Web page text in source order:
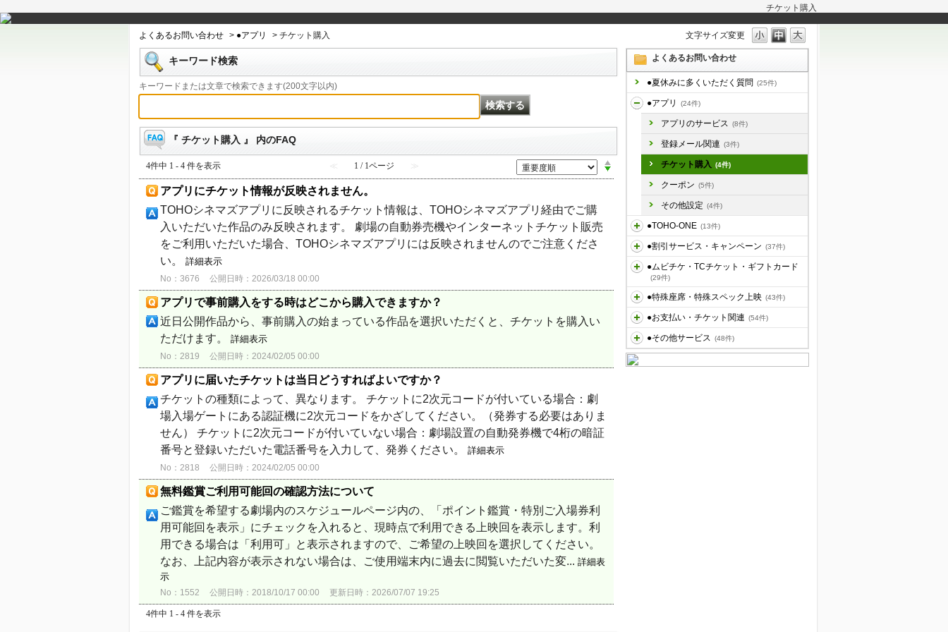
チケット購入
文字サイズ変更
よくあるお問い合わせ > ●アプリ > チケット購入
よくあるお問い合わせ
●夏休みに多くいただく質問 (25件)
●アプリ (24件)
アプリのサービス (8件)
登録メール関連 (3件)
チケット購入 (4件)
クーポン (5件)
その他設定 (4件)
●TOHO-ONE (13件)
●割引サービス・キャンペーン (37件)
●ムビチケ・TCチケット・ギフトカード
(29件)
●特殊座席・特殊スペック上映 (43件)
●お支払い・チケット関連 (54件)
●その他サービス (48件)
キーワード検索
キーワードまたは文章で検索できます(200文字以内)
『 チケット購入 』 内のFAQ
4件中 1 - 4 件を表示 ≪ 1 / 1ページ ≫
アプリにチケット情報が反映されません。
TOHOシネマズアプリに反映されるチケット情報は、TOHOシネマズアプリ経由でご購
入いただいた作品のみ反映されます。 劇場の自動券売機やインターネットチケット販売
をご利用いただいた場合、TOHOシネマズアプリには反映されませんのでご注意くださ
い。 詳細表示
No：3676 公開日時：2026/03/18 00:00
アプリで事前購入をする時はどこから購入できますか？
近日公開作品から、事前購入の始まっている作品を選択いただくと、チケットを購入い
ただけます。 詳細表示
No：2819 公開日時：2024/02/05 00:00
アプリに届いたチケットは当日どうすればよいですか？
チケットの種類によって、異なります。 チケットに2次元コードが付いている場合：劇
場入場ゲートにある認証機に2次元コードをかざしてください。（発券する必要はありま
せん） チケットに2次元コードが付いていない場合：劇場設置の自動発券機で4桁の暗証
番号と登録いただいた電話番号を入力して、発券ください。 詳細表示
No：2818 公開日時：2024/02/05 00:00
無料鑑賞ご利用可能回の確認方法について
ご鑑賞を希望する劇場内のスケジュールページ内の、「ポイント鑑賞・特別ご入場券利
用可能回を表示」にチェックを入れると、現時点で利用できる上映回を表示します。利
用できる場合は「利用可」と表示されますので、ご希望の上映回を選択してください。
なお、上記内容が表示されない場合は、ご使用端末内に過去に閲覧いただいた変... 詳細表
示
No：1552 公開日時：2018/10/17 00:00 更新日時：2026/07/07 19:25
4件中 1 - 4 件を表示